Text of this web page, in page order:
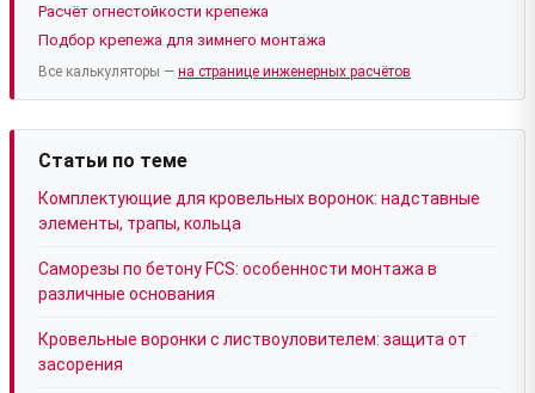
Расчёт огнестойкости крепежа
Подбор крепежа для зимнего монтажа
Все калькуляторы — на странице инженерных расчётов
Статьи по теме
Комплектующие для кровельных воронок: надставные
элементы, трапы, кольца
Саморезы по бетону FCS: особенности монтажа в
различные основания
Кровельные воронки с листвоуловителем: защита от
засорения